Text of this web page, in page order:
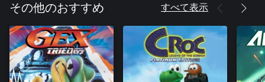
その他のおすすめ すべて表示